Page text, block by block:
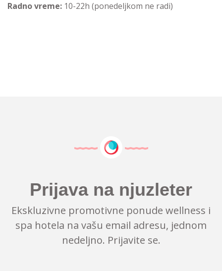
Radno vreme: 10-22h (ponedeljkom ne radi)
Prijava na njuzleter
Ekskluzivne promotivne ponude wellness i
spa hotela na vašu email adresu, jednom
nedeljno. Prijavite se.